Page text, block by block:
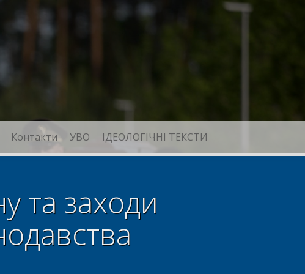
Контакти УВО ІДЕОЛОГІЧНІ ТЕКСТИ
та заходи